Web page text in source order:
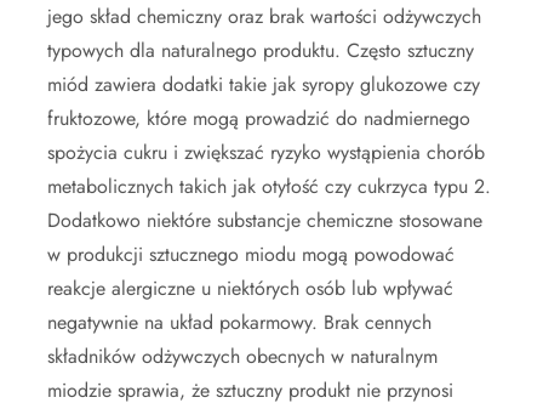
jego skład chemiczny oraz brak wartości odżywczych
typowych dla naturalnego produktu. Często sztuczny
miód zawiera dodatki takie jak syropy glukozowe czy
fruktozowe, które mogą prowadzić do nadmiernego
spożycia cukru i zwiększać ryzyko wystąpienia chorób
metabolicznych takich jak otyłość czy cukrzyca typu 2.
Dodatkowo niektóre substancje chemiczne stosowane
w produkcji sztucznego miodu mogą powodować
reakcje alergiczne u niektórych osób lub wpływać
negatywnie na układ pokarmowy. Brak cennych
składników odżywczych obecnych w naturalnym
miodzie sprawia, że sztuczny produkt nie przynosi